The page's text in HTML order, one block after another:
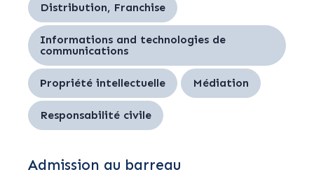
Distribution, Franchise
Informations and technologies de
communications
Propriété intellectuelle Médiation
Responsabilité civile
Admission au barreau